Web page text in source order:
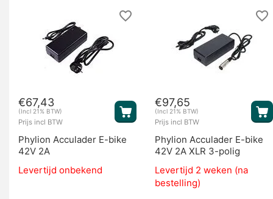
€67,43
(Incl 21% BTW)
Prijs incl BTW
Phylion Acculader E-bike
42V 2A
Levertijd onbekend
€97,65
(Incl 21% BTW)
Prijs incl BTW
Phylion Acculader E-bike
42V 2A XLR 3-polig
Levertijd 2 weken (na
bestelling)